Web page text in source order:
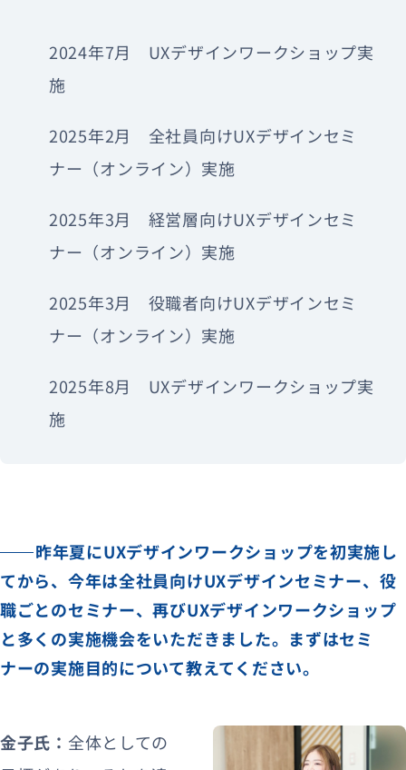
2024年7月 UXデザインワークショップ実
施
2025年2月 全社員向けUXデザインセミ
ナー（オンライン）実施
2025年3月 経営層向けUXデザインセミ
ナー（オンライン）実施
2025年3月 役職者向けUXデザインセミ
ナー（オンライン）実施
2025年8月 UXデザインワークショップ実
施
昨年夏にUXデザインワークショップを初実施し
てから、今年は全社員向けUXデザインセミナー、役
職ごとのセミナー、再びUXデザインワークショップ
と多くの実施機会をいただきました。まずはセミ
ナーの実施目的について教えてください。
金子氏： 全体としての